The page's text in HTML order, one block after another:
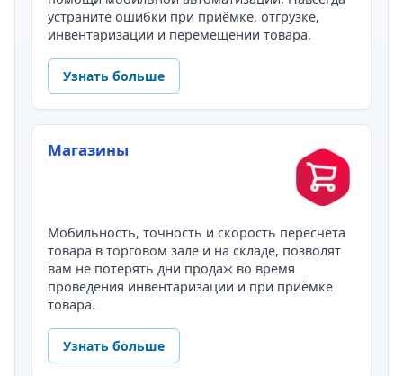
устраните ошибки при приёмке, отгрузке,
инвентаризации и перемещении товара.
Узнать больше
Магазины
Мобильность, точность и скорость пересчёта
товара в торговом зале и на складе, позволят
вам не потерять дни продаж во время
проведения инвентаризации и при приёмке
товара.
Узнать больше